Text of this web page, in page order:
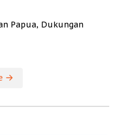
Papua, Dukungan